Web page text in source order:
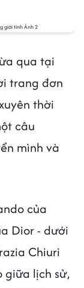
qua tại
trang đơn
thời
câu
mình và
của
Dior - dưới
Chiuri
giữa lịch sử,